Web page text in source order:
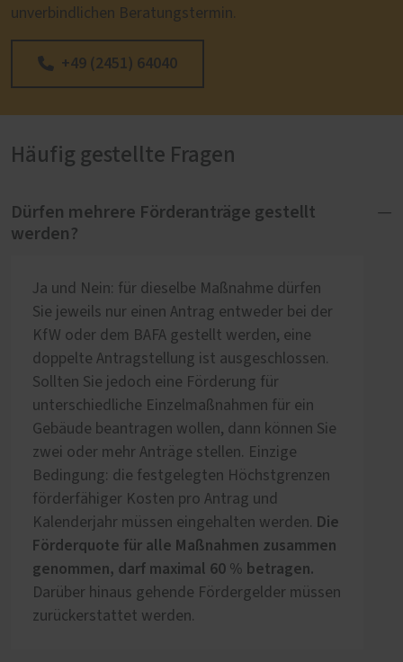
unverbindlichen Beratungstermin.
+49 (2451) 64040
Häufig gestellte Fragen
Dürfen mehrere Förderanträge gestellt
werden?
Ja und Nein: für dieselbe Maßnahme dürfen
Sie jeweils nur einen Antrag entweder bei der
KfW oder dem BAFA gestellt werden, eine
doppelte Antragstellung ist ausgeschlossen.
Sollten Sie jedoch eine Förderung für
unterschiedliche Einzelmaßnahmen für ein
Gebäude beantragen wollen, dann können Sie
zwei oder mehr Anträge stellen. Einzige
Bedingung: die festgelegten Höchstgrenzen
förderfähiger Kosten pro Antrag und
Kalenderjahr müssen eingehalten werden. Die
Förderquote für alle Maßnahmen zusammen
genommen, darf maximal 60 % betragen.
Darüber hinaus gehende Fördergelder müssen
zurückerstattet werden.